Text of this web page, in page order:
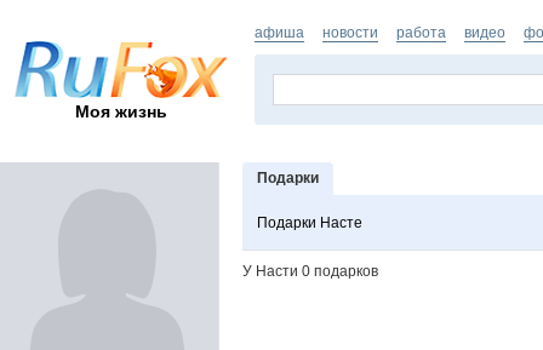
Моя жизнь
афиша новости работа видео
Подарки
Подарки Насте
У Насти 0 подарков